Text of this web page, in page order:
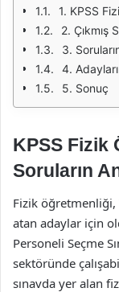
1. KPSS
2. Çıkmış
3.
4.
5. Sonuç
KPSS Fizik
Soruların
Fizik öğretmenliği,
atan adaylar için
Personeli Seçme
sektöründe
sınavda yer alan